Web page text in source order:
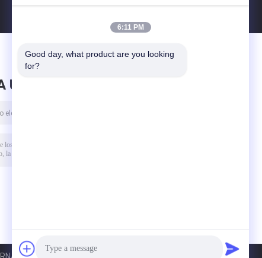
UN MENSAJE
6:11 PM
Good day, what product are you looking
for?